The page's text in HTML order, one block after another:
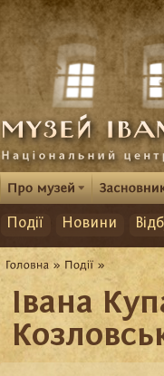
Події Новини
Івана